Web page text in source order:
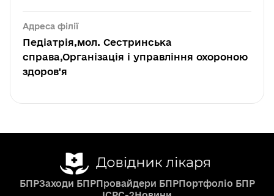
Адреса філії
Педіатрія,мол. Сестринська
справа,Організація і управління охороною
здоров'я
БПРЗаходи БПРПровайдери БПРПортфоліо БПР